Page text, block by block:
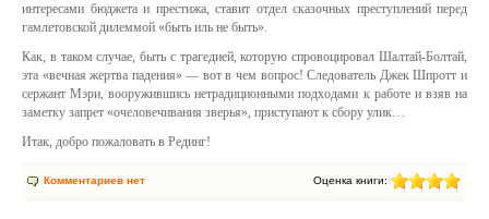
интересами бюджета и престижа, ставит отдел сказочных преступлений перед
гамлетовской дилеммой «быть иль не быть».
Как, в таком случае, быть с трагедией, которую спровоцировал Шалтай-Болтай,
эта «вечная жертва падения» — вот в чем вопрос! Следователь Джек Шпротт и
сержант Мэри, вооружившись нетрадиционными подходами к работе и взяв на
заметку запрет «очеловечивания зверья», приступают к сбору улик…
Итак, добро пожаловать в Рединг!
Комментариев нет Оценка книги: